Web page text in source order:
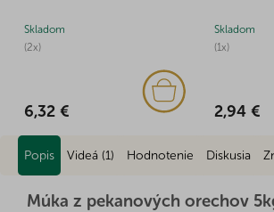
(2x)
Skladom
6,32 €
(1x)
Skladom
2,94 €
Popis Videá (1) Hodnotenie Diskusia
Múka z pekanových orechov